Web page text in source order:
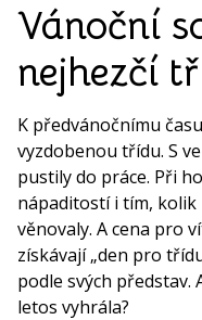
Vánoční
nejhezčí
K předvánočnímu
vyzdobenou třídu. S
pustily do práce. Při
nápaditostí i tím, kolik
věnovaly. A cena pro
získávají „den pro
podle svých představ.
letos vyhrála?